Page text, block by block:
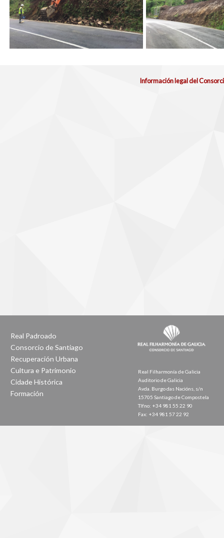
Información legal del
Real Padroado
Consorcio de Santiago
Recuperación Urbana
Cultura e Patrimonio
Cidade Histórica
Formación
Real Filharmonía de Galicia
Auditorio de Galicia
Avda. Burgo das Nacións, s/n
15705 Santiago de Compostela
Tlfno: +34 981 55 22 90
Fax: +34 981 57 22 92